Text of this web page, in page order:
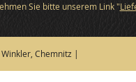
Sie bitte unserem Link "
Chemnitz |